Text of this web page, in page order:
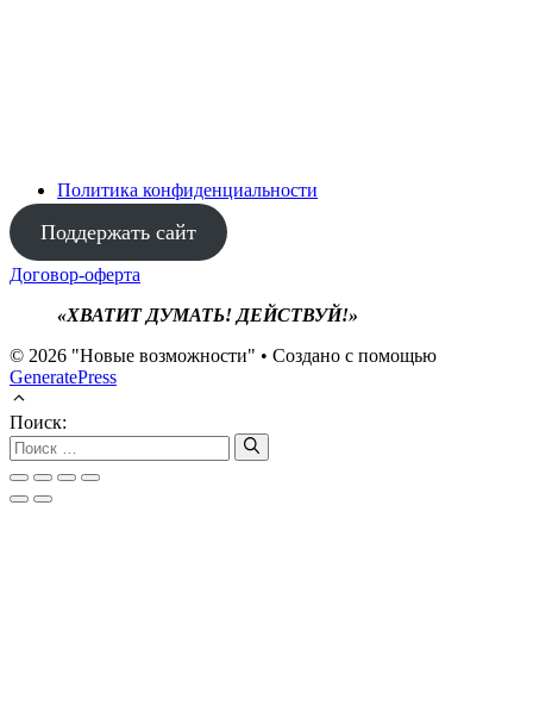
Политика конфиденциальности
Поддержать сайт
Договор-оферта
«ХВАТИТ ДУМАТЬ! ДЕЙСТВУЙ!»
© 2026 "Новые возможности" • Создано с помощью
GeneratePress
Поиск: